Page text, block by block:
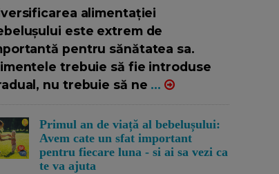
alimentației
este extrem de
pentru sănătatea sa.
trebuie să fie introduse
nu trebuie să ne ...
Primul an de viață al bebelușului:
Avem cate un sfat important
pentru fiecare luna - si ai sa vezi ca
te va ajuta